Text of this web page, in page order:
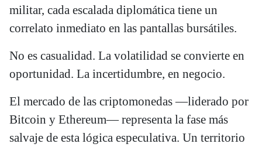
militar, cada escalada diplomática tiene un
correlato inmediato en las pantallas bursátiles.
No es casualidad. La volatilidad se convierte en
oportunidad. La incertidumbre, en negocio.
El mercado de las criptomonedas —liderado por
Bitcoin y Ethereum— representa la fase más
salvaje de esta lógica especulativa. Un territorio